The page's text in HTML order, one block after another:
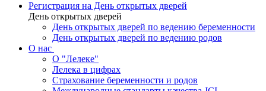
Регистрация на День открытых дверей
День открытых дверей
День открытых дверей по ведению беременности
День открытых дверей по ведению родов
О нас
О "Лелеке"
Лелека в цифрах
Страхование беременности и родов